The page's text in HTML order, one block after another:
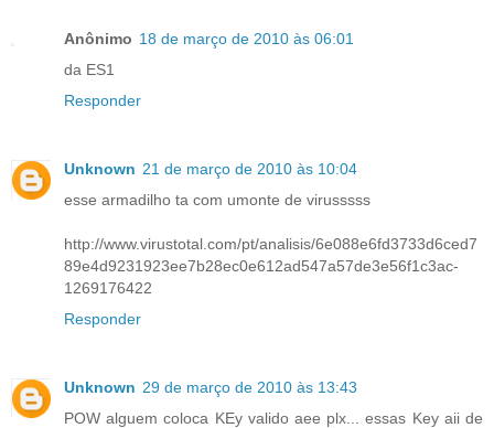
Anônimo 18 de março de 2010 às 06:01
da ES1
Responder
Unknown 21 de março de 2010 às 10:04
esse armadilho ta com umonte de virusssss
http://www.virustotal.com/pt/analisis/6e088e6fd3733d6ced7
89e4d9231923ee7b28ec0e612ad547a57de3e56f1c3ac-
1269176422
Responder
Unknown 29 de março de 2010 às 13:43
POW alguem coloca KEy valido aee plx... essas Key aii de